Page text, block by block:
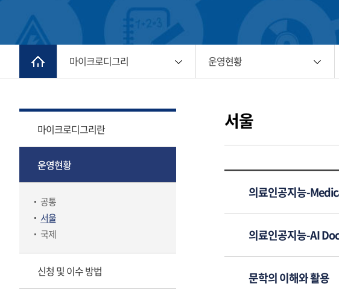
마이크로디그리 운영현황
마이크로디그리란
운영현황
공통
서울
국제
신청 및 이수 방법
서울
의료인공지능-
의료인공지능-AI
문학의 이해와 활용